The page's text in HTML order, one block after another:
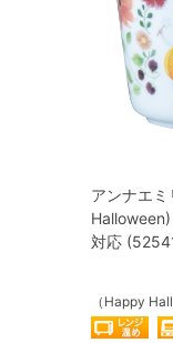
アンナエ
対応
（Happy